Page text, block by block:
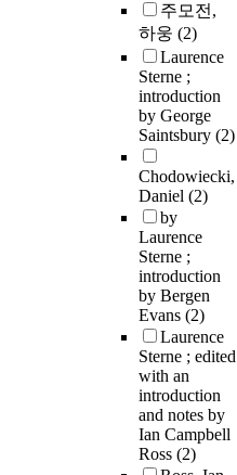
주모전,
하웅 (2)
Laurence
Sterne ;
introduction
by George
Saintsbury (2)
Chodowiecki,
Daniel (2)
by
Laurence
Sterne ;
introduction
by Bergen
Evans (2)
Laurence
Sterne ; edited
with an
introduction
and notes by
Ian Campbell
Ross (2)